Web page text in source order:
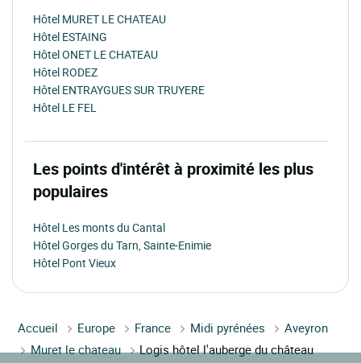
Hôtel MURET LE CHATEAU
Hôtel ESTAING
Hôtel ONET LE CHATEAU
Hôtel RODEZ
Hôtel ENTRAYGUES SUR TRUYERE
Hôtel LE FEL
Les points d'intérêt à proximité les plus
populaires
Hôtel Les monts du Cantal
Hôtel Gorges du Tarn, Sainte-Enimie
Hôtel Pont Vieux
Accueil Europe France Midi pyrénées
Aveyron
Muret le chateau
Logis hôtel l'auberge du château